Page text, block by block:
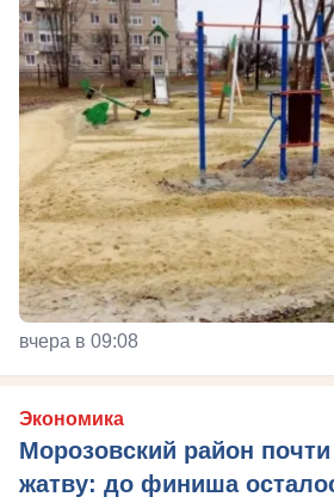
вчера в 09:08
Экономика
Морозовский район
жатву: до финиша